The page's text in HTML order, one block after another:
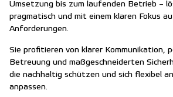
Umsetzung bis zum laufenden Betrieb –
pragmatisch und mit einem klaren Fokus
Anforderungen.
Sie profitieren von klarer Kommunikation,
Betreuung und maßgeschneiderten
die nachhaltig schützen und sich flexibel
anpassen.